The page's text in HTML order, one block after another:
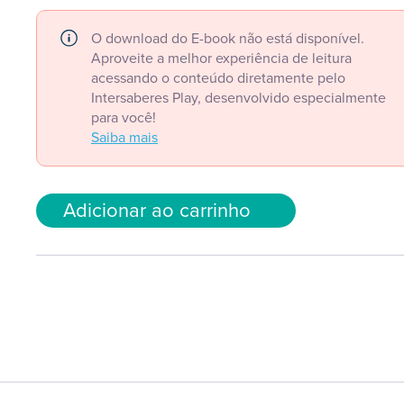
O download do E-book não está disponível.
Aproveite a melhor experiência de leitura
acessando o conteúdo diretamente pelo
Intersaberes Play, desenvolvido especialmente
para você!
Saiba mais
Adicionar ao carrinho